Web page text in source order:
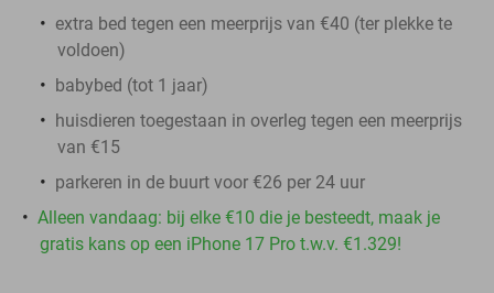
extra bed tegen een meerprijs van €40 (ter plekke te
voldoen)
babybed (tot 1 jaar)
huisdieren toegestaan in overleg tegen een meerprijs
van €15
parkeren in de buurt voor €26 per 24 uur
Alleen vandaag: bij elke €10 die je besteedt, maak je
gratis kans op een iPhone 17 Pro t.w.v. €1.329!